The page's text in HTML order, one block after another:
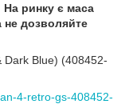
На ринку є маса
не дозволяйте
Dark Blue) (408452-
4-retro-gs-408452-